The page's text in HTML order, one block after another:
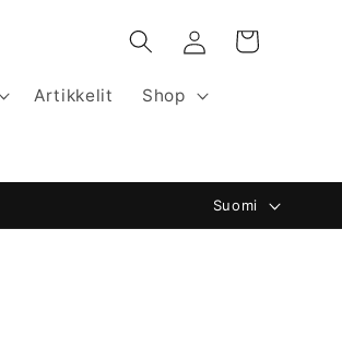
Artikkelit Shop
Kirjaudu
sisään
Ostoskori
K
i
Suomi